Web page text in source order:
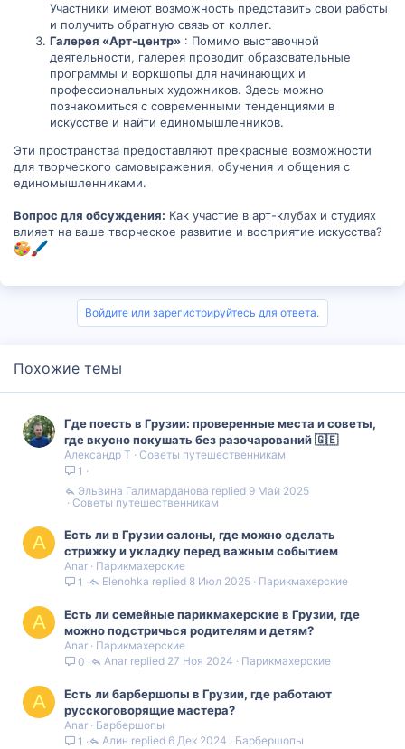
Участники имеют возможность представить свои работы
и получить обратную связь от коллег.
Галерея «Арт-центр» : Помимо выставочной
деятельности, галерея проводит образовательные
программы и воркшопы для начинающих и
профессиональных художников. Здесь можно
познакомиться с современными тенденциями в
искусстве и найти единомышленников.
Эти пространства предоставляют прекрасные возможности
для творческого самовыражения, обучения и общения с
единомышленниками.
Вопрос для обсуждения: Как участие в арт-клубах и студиях
влияет на ваше творческое развитие и восприятие искусства?
Войдите или зарегистрируйтесь для ответа.
Похожие темы
Где поесть в Грузии: проверенные места и советы,
где вкусно покушать без разочарований 🇬🇪
Александр Т
Советы путешественникам
1
Советы путешественникам
9 Май 2025
Эльвина Галимарданова
A
Есть ли в Грузии салоны, где можно сделать
стрижку и укладку перед важным событием
Anar
Парикмахерские
1
Парикмахерские
8 Июл 2025
Elenohka
A
Есть ли семейные парикмахерские в Грузии, где
можно подстричься родителям и детям?
Anar
Парикмахерские
0
Парикмахерские
27 Ноя 2024
Anar
A
Есть ли барбершопы в Грузии, где работают
русскоговорящие мастера?
Anar
Барбершопы
1
Барбершопы
6 Дек 2024
Алин